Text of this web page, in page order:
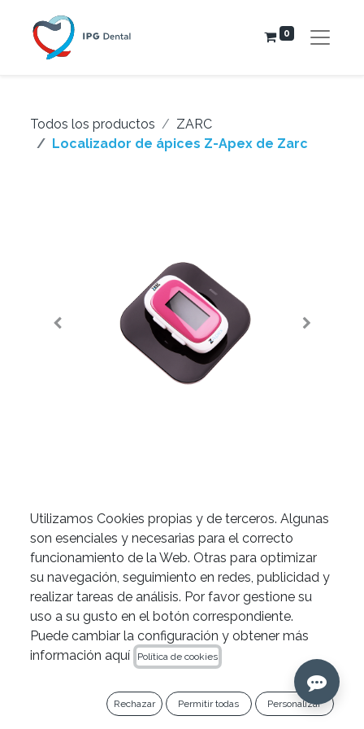
0
Todos los productos
ZARC
Localizador de ápices Z-Apex de Zarc
Localizador de ápices Z-
Apex de Zarc
Utilizamos Cookies propias y de terceros. Algunas
son esenciales y necesarias para el correcto
funcionamiento de la Web. Otras para optimizar
su navegación, seguimiento en redes, publicidad y
realizar tareas de análisis. Por favor gestione su
uso a su gusto en el botón correspondiente.
Puede cambiar la configuración y obtener más
información aquí
Política de cookies
Rechazar Permitir todas Personalizar